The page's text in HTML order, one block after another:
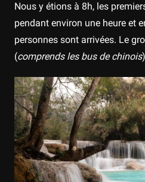
Nous y étions à 8h, les
pendant environ une heure et
personnes sont arrivées. Le
(comprends les bus de chinois